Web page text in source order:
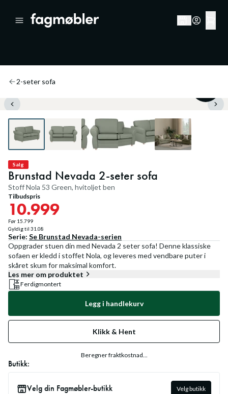
2-seter sofa
Salg
Brunstad Nevada 2-seter sofa
Stoff Nola 53 Green, hvitoljet ben
Tilbudspris
10.999
Før 15.799
Gyldig til 31.08
Serie: Se Brunstad Nevada-serien
Oppgrader stuen din med Nevada 2 seter sofa! Denne klassiske
sofaen er kledd i stoffet Nola, og leveres med vendbare puter i
skåret skum for maksimal komfort.
Les mer om produktet
Ferdigmontert
Legg i handlekurv
Klikk & Hent
Beregner fraktkostnad...
Butikk:
Velg din Fagmøbler-butikk Velg butikk